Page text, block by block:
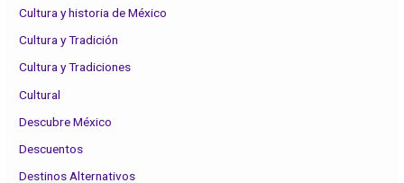
Cultura y historia de México
Cultura y Tradición
Cultura y Tradiciones
Cultural
Descubre México
Descuentos
Destinos Alternativos